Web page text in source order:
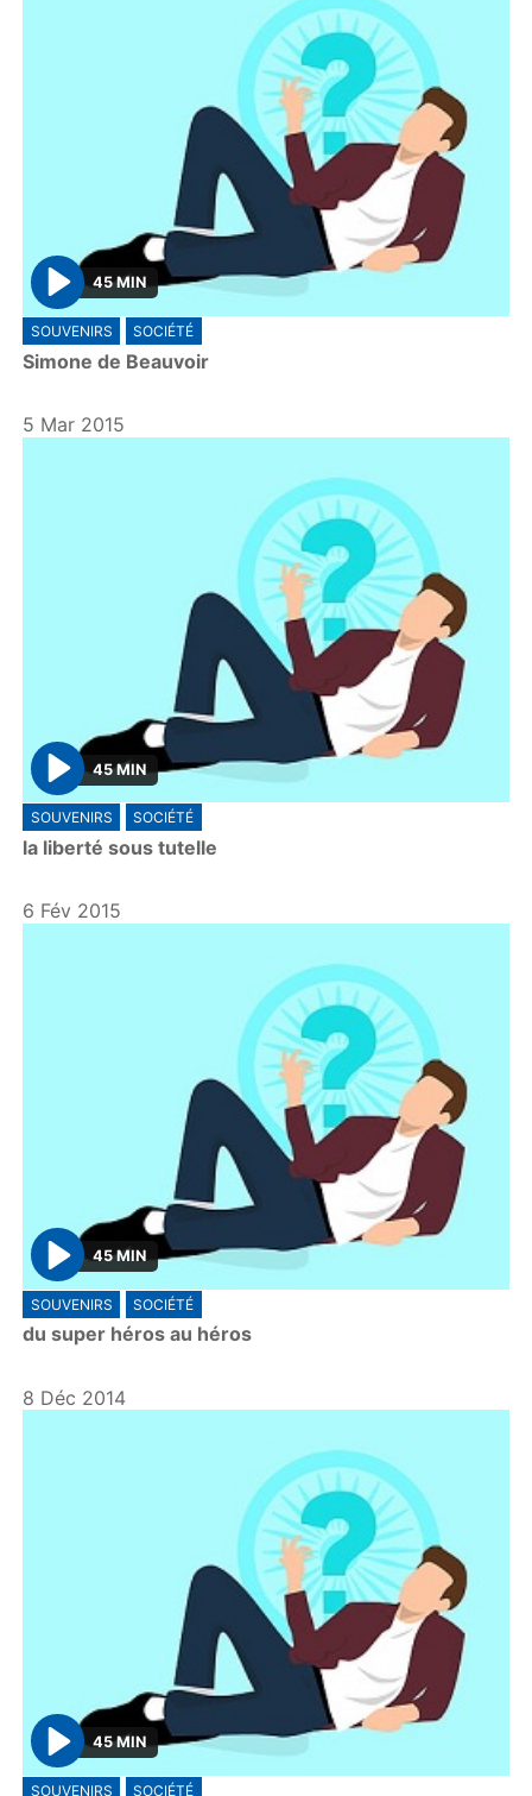
P
l
a
45 MIN
SOUVENIRS SOCIÉTÉ
Simone de Beauvoir
5 Mar 2015
P
l
a
45 MIN
SOUVENIRS SOCIÉTÉ
la liberté sous tutelle
6 Fév 2015
P
l
a
45 MIN
SOUVENIRS SOCIÉTÉ
du super héros au héros
8 Déc 2014
P
45 MIN
SOUVENIRS SOCIÉTÉ